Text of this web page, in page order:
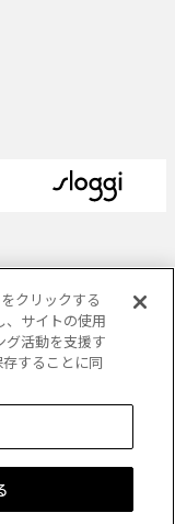
All rights reserved.
クリックする
、サイトの使用
グ活動を支援す
することに同